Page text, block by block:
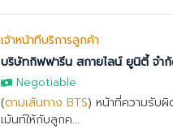
เจ้าหน้าที่บริการลูกค้า
บริษัทกิฟฟารีน สกายไลน์ ยูนิตี้ จำ
Negotiable
(ตามเส้นทาง BTS) หน้าที่ความรับ
เม้นท์ให้กับลูกค...